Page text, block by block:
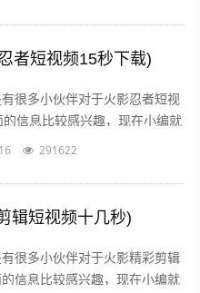
者短视频15秒下载)
有很多小伙伴对于火影忍者短视
信息比较感兴趣，现在小编就
火影忍者短视频15秒下载相关
291622
辑短视频十几秒)
有很多小伙伴对于火影精彩剪辑
信息比较感兴趣，现在小编就